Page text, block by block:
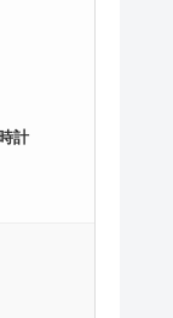
計